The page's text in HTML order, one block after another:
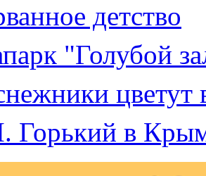
детство
"Голубой
Горький в